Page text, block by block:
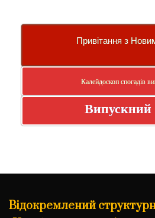
Привітання з
Калейдоскоп спогадів
Випускний
Відокремлений